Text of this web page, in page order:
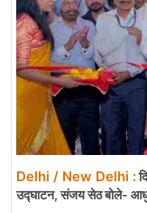
Delhi / New Delhi :
उद्घाटन, संजय सेठ बोले-